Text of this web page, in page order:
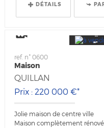
DÉTAILS
ref. n° 0600
Maison
QUILLAN
Prix : 220 000 €*
Jolie maison de centre ville
Maison complètement